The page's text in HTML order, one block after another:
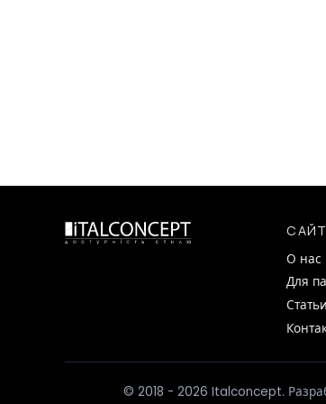
САЙТ
О нас
Для
Статьи
© 2018 - 2026 Italconcept.